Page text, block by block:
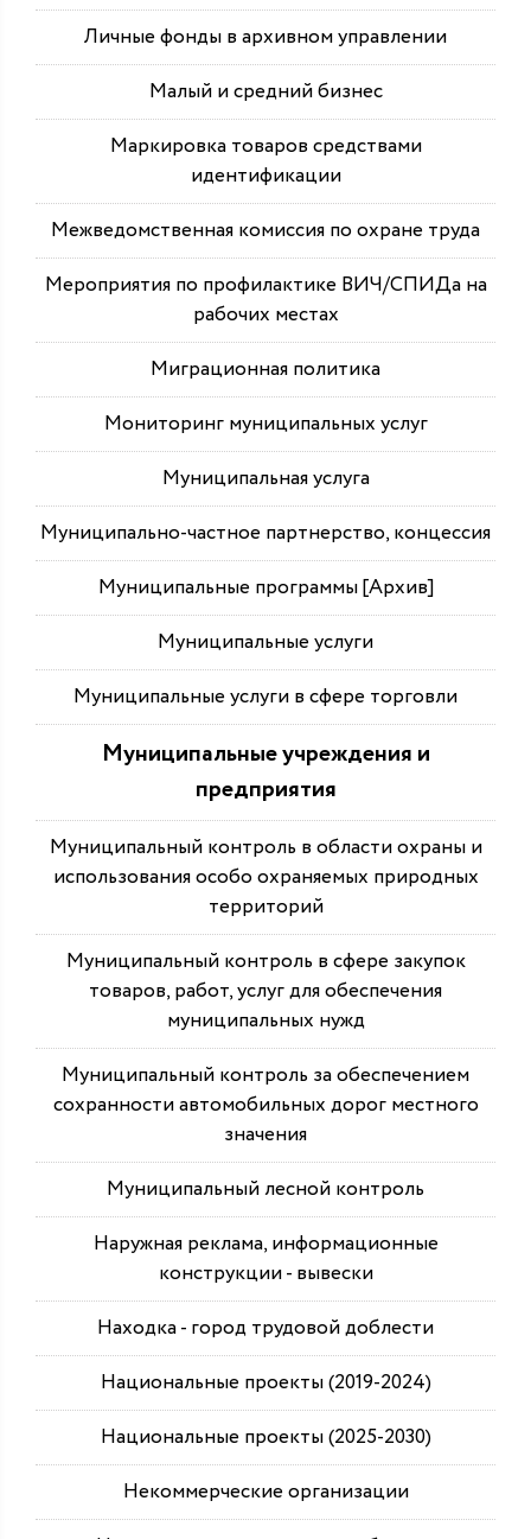
Личные фонды в архивном управлении
Малый и средний бизнес
Маркировка товаров средствами
идентификации
Межведомственная комиссия по охране труда
Мероприятия по профилактике ВИЧ/СПИДа на
рабочих местах
Миграционная политика
Мониторинг муниципальных услуг
Муниципальная услуга
Муниципально-частное партнерство, концессия
Муниципальные программы [Архив]
Муниципальные услуги
Муниципальные услуги в сфере торговли
Муниципальные учреждения и
предприятия
Муниципальный контроль в области охраны и
использования особо охраняемых природных
территорий
Муниципальный контроль в сфере закупок
товаров, работ, услуг для обеспечения
муниципальных нужд
Муниципальный контроль за обеспечением
сохранности автомобильных дорог местного
значения
Муниципальный лесной контроль
Наружная реклама, информационные
конструкции - вывески
Находка - город трудовой доблести
Национальные проекты (2019-2024)
Национальные проекты (2025-2030)
Некоммерческие организации